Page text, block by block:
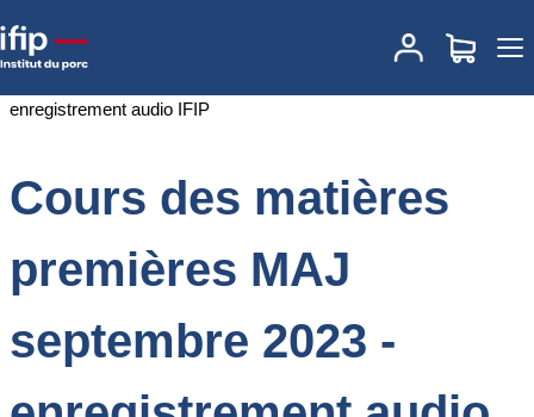
Accueil
Cours des matières premières MAJ
septembre 2023 - enregistrement audio IFIP
Cours des matières
premières MAJ
septembre 2023 -